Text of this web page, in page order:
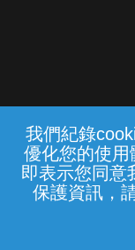
我們紀錄
優化您的使用
即表示您同意
保護資訊，
常見問題 線
中華電信
(統